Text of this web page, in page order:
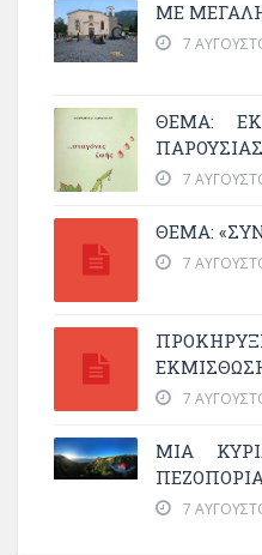
ΜΕ
7
ΘΈΜΑ:
7
ΘΕΜΑ:
7
7
ΜΙΑ
7